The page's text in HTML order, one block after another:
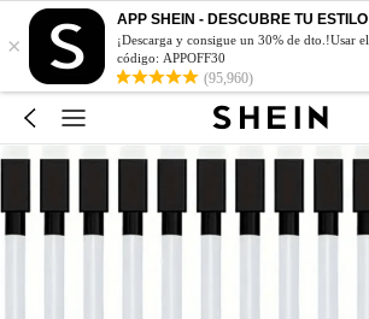
×
APP SHEIN - DESCUBRE TU ESTILO
¡Descarga y consigue un 30% de dto.!Usar el
código: APPOFF30
(95,960)